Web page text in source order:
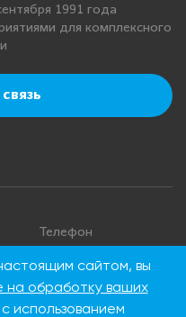
1991 года
для комплексного
Телефон
+7 495 276 00 22
8 800 100 00 22
сайтом, вы
на обработку ваших
использованием